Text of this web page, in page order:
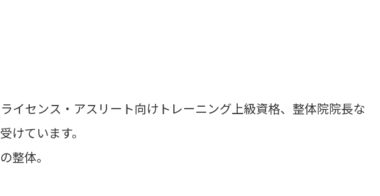
イセンス・アスリート向けトレーニング上級資格、整体院院長な
ています。
整体。